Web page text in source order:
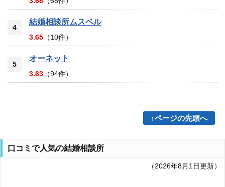
4
結婚相談所ムスベル
3.65 （10件）
5
オーネット
3.63 （94件）
↑ページの先頭へ
口コミで人気の結婚相談所
（2026年8月1日更新）